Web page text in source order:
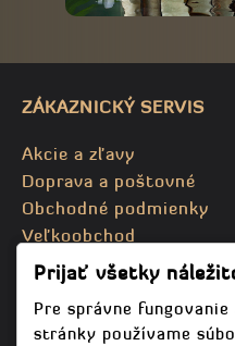
ZÁKAZNICKÝ SERVIS
Akcie a zľavy
Doprava a poštovné
Obchodné podmienky
Veľkoobchod
Kontaktujte nás
Mapa stránky
Prijať všetky
Pre správne
stránky používame